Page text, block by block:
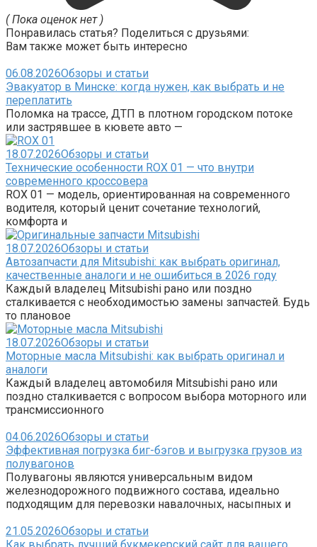
( Пока оценок нет )
Понравилась статья? Поделиться с друзьями:
Вам также может быть интересно
06.08.2026Обзоры и статьи
Эвакуатор в Минске: когда нужен, как выбрать и не
переплатить
Поломка на трассе, ДТП в плотном городском потоке
или застрявшее в кювете авто —
18.07.2026Обзоры и статьи
Технические особенности ROX 01 — что внутри
современного кроссовера
ROX 01 — модель, ориентированная на современного
водителя, который ценит сочетание технологий,
комфорта и
18.07.2026Обзоры и статьи
Автозапчасти для Mitsubishi: как выбрать оригинал,
качественные аналоги и не ошибиться в 2026 году
Каждый владелец Mitsubishi рано или поздно
сталкивается с необходимостью замены запчастей. Будь
то плановое
18.07.2026Обзоры и статьи
Моторные масла Mitsubishi: как выбрать оригинал и
аналоги
Каждый владелец автомобиля Mitsubishi рано или
поздно сталкивается с вопросом выбора моторного или
трансмиссионного
04.06.2026Обзоры и статьи
Эффективная погрузка биг-бэгов и выгрузка грузов из
полувагонов
Полувагоны являются универсальным видом
железнодорожного подвижного состава, идеально
подходящим для перевозки навалочных, насыпных и
21.05.2026Обзоры и статьи
Как выбрать лучший букмекерский сайт для вашего